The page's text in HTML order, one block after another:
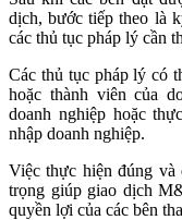
dịch, bước tiếp theo là
các thủ tục pháp lý cần
Các thủ tục pháp lý có
hoặc thành viên của
doanh nghiệp hoặc
nhập doanh nghiệp.
Việc thực hiện đúng và
trọng giúp giao dịch
quyền lợi của các bên